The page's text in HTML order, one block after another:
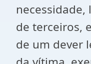
de terceiros,
de um dever